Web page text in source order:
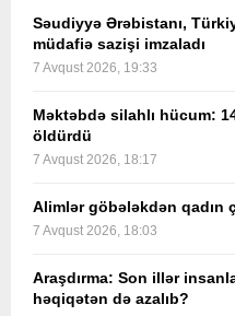
Səudiyyə Ərəbistanı,
müdafiə sazişi imzaladı
7 Avqust 2026, 19:33
Məktəbdə silahlı hücum:
öldürdü
7 Avqust 2026, 18:17
Alimlər göbələkdən qadın
7 Avqust 2026, 18:03
Araşdırma: Son illər
həqiqətən də azalıb?